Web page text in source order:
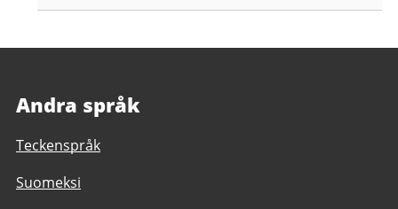
Andra språk
Teckenspråk
Suomeksi